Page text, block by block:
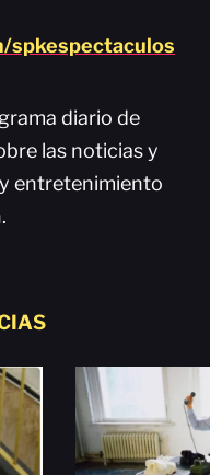
spkespectaculos
diario de
las noticias y
entretenimiento